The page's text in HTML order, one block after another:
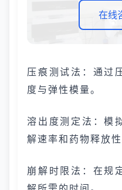
在线
压痕测试法：通过
度与弹性模量。
溶出度测定法：模
解速率和药物释放性
崩解时限法：在规